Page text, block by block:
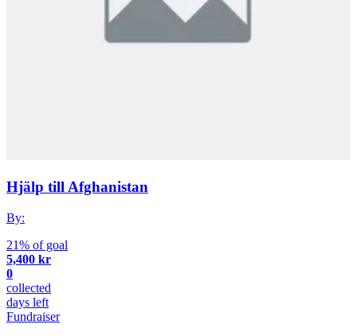
Hjälp till Afghanistan
By:
21% of goal
5,400 kr
0
collected
days left
Fundraiser